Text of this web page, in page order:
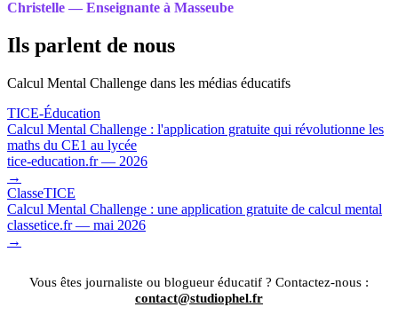
Christelle — Enseignante à Masseube
Ils parlent de nous
Calcul Mental Challenge dans les médias éducatifs
TICE-Éducation
Calcul Mental Challenge : l'application gratuite qui révolutionne les
maths du CE1 au lycée
tice-education.fr — 2026
→
ClasseTICE
Calcul Mental Challenge : une application gratuite de calcul mental
classetice.fr — mai 2026
→
Vous êtes journaliste ou blogueur éducatif ? Contactez-nous :
contact@studiophel.fr